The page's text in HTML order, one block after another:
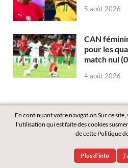
5 août 2026
CAN
pour les
match nul
4 août 2026
WordPressandHitMag.
En continuant votre navigation Sur ce
l'utilisation qui est faite des cookies
de cette Politique
Plus d'info